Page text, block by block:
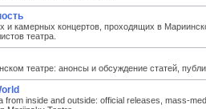
и камерных концертов, проходящих в
театра.
театре: анонсы и обсуждение статей,
from inside and outside: official releases, mass-